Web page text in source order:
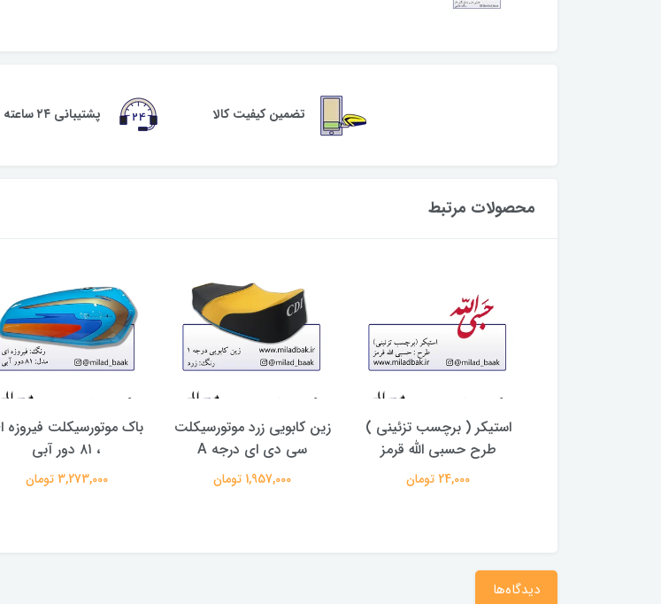
تضمین کیفیت کالا پشتیبانی ۲۴ ساعته
محصولات مرتبط
استیکر ( برچسب تزئینی )
طرح حسبی الله قرمز
24,000 تومان
زین کابویی زرد موتورسیکلت
سی دی ای درجه A
1,957,000 تومان
باک موتورسیکلت فیروزه
، ۸۱ دور آبی
3,273,000 تومان
دیدگاه‌ها